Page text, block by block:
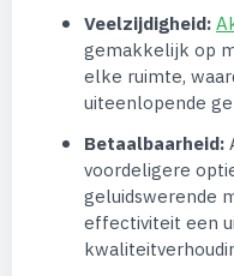
Veelzijdigheid:
gemakkelijk op
elke ruimte,
uiteenlopende
Betaalbaarheid:
voordeligere
geluidswerende
effectiviteit een